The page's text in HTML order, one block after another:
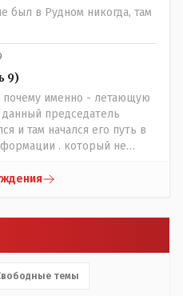
был в Рудном никогда, там
9)
почему именно - летающую
данный председатель
и там начался его путь в
. который не
потому что ещё не
на чём инопланетяне
темы